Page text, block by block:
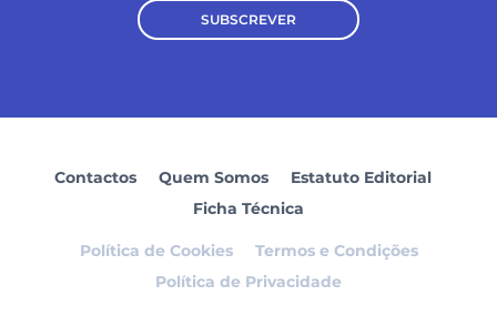
SUBSCREVER
Contactos Quem Somos
Estatuto Editorial
Ficha Técnica
Política de Cookies
Termos e Condições
Política de Privacidade